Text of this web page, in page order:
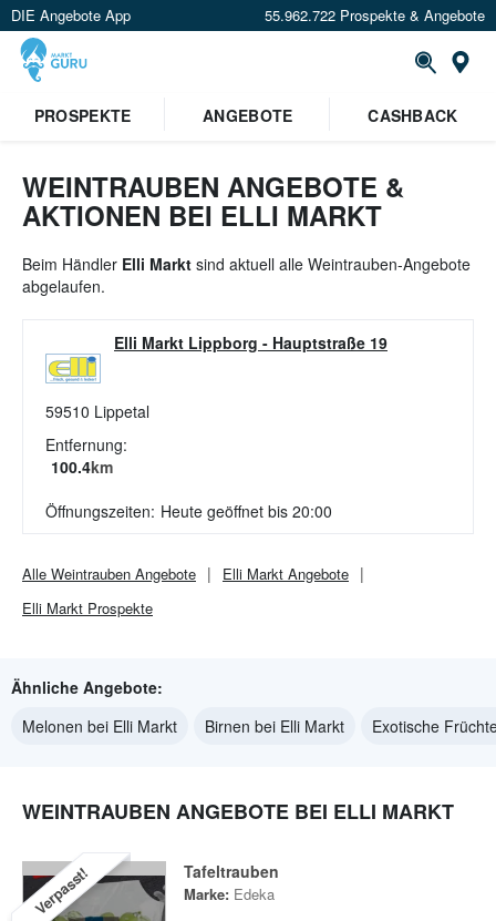
DIE Angebote App 55.962.722 Prospekte & Angebote
Standort festlegen
PROSPEKTE ANGEBOTE CASHBACK
WEINTRAUBEN ANGEBOTE &
AKTIONEN BEI ELLI MARKT
Beim Händler Elli Markt sind aktuell alle Weintrauben-Angebote
abgelaufen.
Elli Markt Lippborg - Hauptstraße 19
59510 Lippetal
Entfernung:
100.4km
Öffnungszeiten: Heute geöffnet bis 20:00
Alle Weintrauben Angebote Elli Markt Angebote
Elli Markt Prospekte
Ähnliche Angebote:
Melonen bei Elli Markt
Birnen bei Elli Markt Exotische
WEINTRAUBEN ANGEBOTE BEI ELLI MARKT
Verpasst! Tafeltrauben
Marke: Edeka